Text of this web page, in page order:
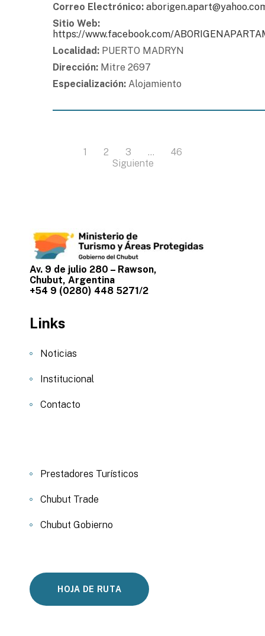
Correo Electrónico:
Sitio Web:
https://www.facebook.com/
Localidad: PUERTO MADRYN
Dirección: Mitre 2697
Especialización: Alojamiento
1 2 3 …
46
Siguiente
Av. 9 de julio 280 – Rawson,
Chubut, Argentina
+54 9 (0280) 448 5271/2
Links
Noticias
Institucional
Contacto
Prestadores Turísticos
Chubut Trade
Chubut Gobierno
HOJA DE RUTA